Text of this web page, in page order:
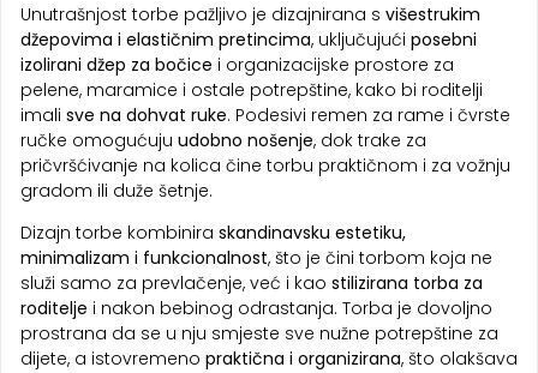
Unutrašnjost torbe pažljivo je dizajnirana s višestrukim
džepovima i elastičnim pretincima, uključujući posebni
izolirani džep za bočice i organizacijske prostore za
pelene, maramice i ostale potrepštine, kako bi roditelji
imali sve na dohvat ruke. Podesivi remen za rame i čvrste
ručke omogućuju udobno nošenje, dok trake za
pričvršćivanje na kolica čine torbu praktičnom i za vožnju
gradom ili duže šetnje.
Dizajn torbe kombinira skandinavsku estetiku,
minimalizam i funkcionalnost, što je čini torbom koja ne
služi samo za prevlačenje, već i kao stilizirana torba za
roditelje i nakon bebinog odrastanja. Torba je dovoljno
prostrana da se u nju smjeste sve nužne potrepštine za
dijete, a istovremeno praktična i organizirana, što olakšava